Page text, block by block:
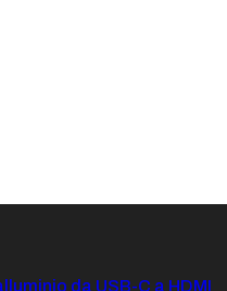
da USB-C a HDMI